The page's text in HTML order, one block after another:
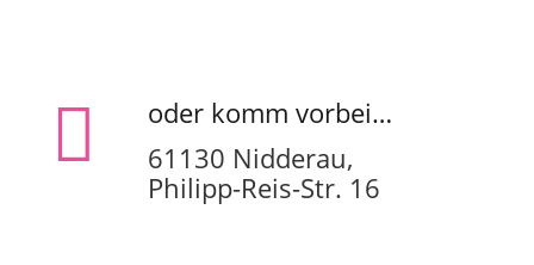
oder komm vorbei…
61130 Nidderau,
Philipp-Reis-Str. 16